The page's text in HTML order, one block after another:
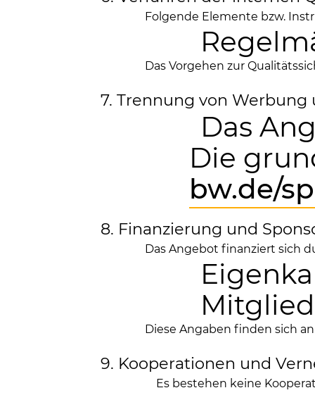
Folgende Elemente bzw.
Das Vorgehen zur
7. Trennung von
Das
Die
bw.de/
8. Finanzierung und
Das Angebot finanziert sich
Diese Angaben finden sich
9. Kooperationen und
Es bestehen keine